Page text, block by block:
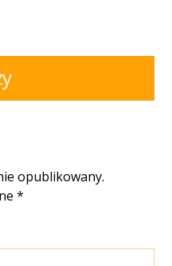
opublikowany.
*